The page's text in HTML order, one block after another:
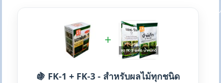
+
🍇 FK-1 + FK-3 - สำหรับผลไม้ทุกชนิด